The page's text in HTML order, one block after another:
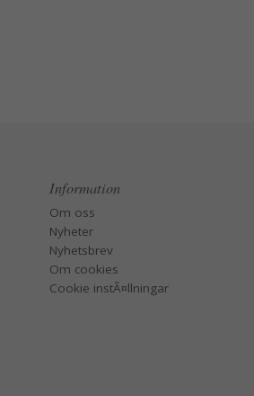
Information
Om oss
Nyheter
Nyhetsbrev
Om cookies
Cookie instÃ¤llningar